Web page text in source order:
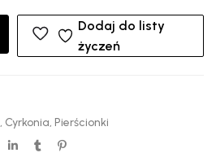
Dodaj do listy
życzeń
, Cyrkonia, Pierścionki